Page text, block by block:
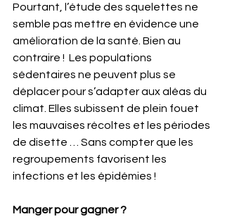
Pourtant, l’étude des squelettes ne
semble pas mettre en évidence une
amélioration de la santé. Bien au
contraire !  Les populations
sédentaires ne peuvent plus se
déplacer pour s’adapter aux aléas du
climat. Elles subissent de plein fouet
les mauvaises récoltes et les périodes
de disette … Sans compter que les
regroupements favorisent les
infections et les épidémies !
Manger pour gagner ?